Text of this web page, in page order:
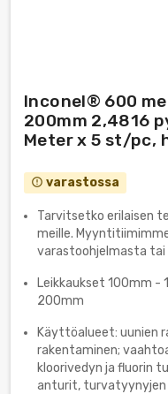
Inconel® 600
200mm 2,4816
Meter x 5 st/pc,
error_outline varastossa
Tarvitsetko erilaisen
meille.
varastoohjelmasta
Leikkaukset 100mm -
200mm
Käyttöalueet: uunien
rakentaminen;
kloorivedyn ja fluorin
anturit, turvatyynyjen